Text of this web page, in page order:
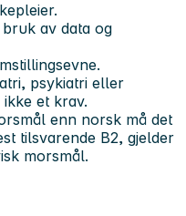
av data og
psykiatri eller
et krav.
enn norsk må det
tilsvarende B2, gjelder
morsmål.